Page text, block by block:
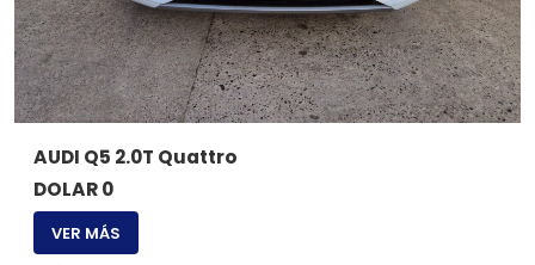
AUDI Q5 2.0T Quattro
DOLAR 0
VER MÁS